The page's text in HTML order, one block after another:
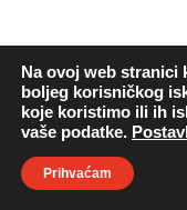
Na ovoj web stranici
boljeg korisničkog
koje koristimo ili ih
vaše podatke.
Prihvaćam